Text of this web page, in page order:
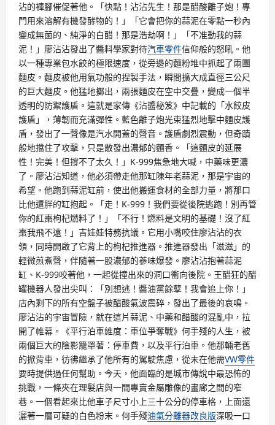
沾的褲腳催促著他。「快點！沾沾先生！那是醋酸離子炮！專
門用來溶解有機發酵物的！」「它會把你的蒜泥在零點一秒內
變成無菌的、純淨的白醋！那是浩劫啊！」「不准動我的蒜
泥！」廖沾沾發出了醬料學家對待汽車零件信仰般的怒吼。他
以一種專業包水餃的極限速度，從旁邊的麵粉堆中抓起了兩團
麵皮。麵皮被他用氣功般的捏製手法，瞬間擴大成直徑三公尺
的巨大麵皮。他猛地擲出，兩張麵皮在空中交疊，變成一個半
透明的防禦護盾。這就是家傳《沾醬秘笈》中記載的「水餃皮
護盾」，薄韌而充滿彈性。藍色離子炮光束猛烈地擊中麵皮護
盾，發出了一聲像是汽水開蓋的聲音。護盾劇烈震動，但奇蹟
般地擋住了攻擊，只是散發出濃郁的麵香。「這麵皮的延展
性！完美！但撐不了太久！」K-999焦急地大喊，中藥味更濃
了。廖沾沾知道，他必須帶走他那缸陳年老蒜泥，那是宇宙的
希望。他跑到蒜泥缸前，使出他搬運食材的全部力量，將那口
比他還胖的缸抱起。「走！K-999！我們要從後院逃跑！別再管
你的紅棗枸杞燃料了！」「不行！燃料是文明的基礎！沒了紅
棗我飛不遠！」吉娃娃特務抗議。它用小嘴咬住廖沾沾的衣
領，同時開啟了它背上的枸杞推進器。推進器發出「滋滋」的
輕微煎煮聲，伴隨著一股濃郁的蔘味爆發。廖沾沾抱著蒜泥
缸、K-999咬著他，一起從撞出來的洞口衝向後院。王醋狂的醋
罐機器人發出尖叫：「別想逃！醬油黨餘孽！我會追上你！」
店內剩下的所有空盤子被醋酸氣波震碎，發出了最後的哀鳴。
廖沾沾的宇宙冒險，就在這片蒜泥、中藥和醋酸的混亂中，拉
開了帷幕。《平行泊車維度：車位爭奪戰》何手殘的人生，被
兩個巨大的陰影籠罩著：停車費，以及平行泊車。他那輛老舊
的掀背車，彷彿繼承了他所有的駕駛焦慮，從未在他需VW零件
要時提供過任何幫助。今天，他面臨的是城市傳說中最恐怖的
挑戰，一條夾在理髮店與一間專賣金屬雕像的畫廊之間的窄
巷。一個看起來比他車子尺寸小上三十公分的停車格，上面還
灑著一層可疑的白色粉末。何手殘油氣分離器改良版深吸一口